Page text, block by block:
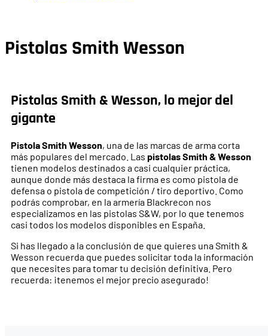
Pistolas Smith Wesson
Pistolas Smith & Wesson, lo mejor del
gigante
Pistola Smith Wesson, una de las marcas de arma corta
más populares del mercado. Las pistolas Smith & Wesson
tienen modelos destinados a casi cualquier práctica,
aunque donde más destaca la firma es como pistola de
defensa o pistola de competición / tiro deportivo. Como
podrás comprobar, en la armería Blackrecon nos
especializamos en las pistolas S&W, por lo que tenemos
casi todos los modelos disponibles en España.
Si has llegado a la conclusión de que quieres una Smith &
Wesson recuerda que puedes solicitar toda la información
que necesites para tomar tu decisión definitiva. Pero
recuerda: ¡tenemos el mejor precio asegurado!